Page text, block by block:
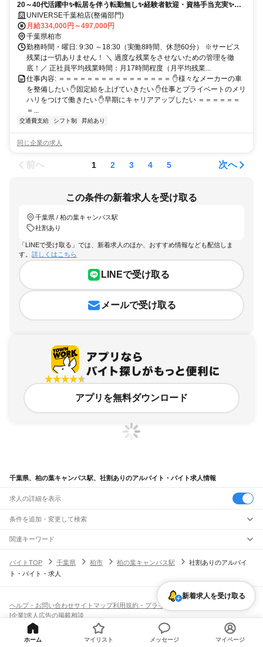
20～40代活躍中✨転居を伴う転勤無し✨経験者歓迎・資格手当充実✨固
定給で年収800万円可✨ピット内冷暖房完備✨年間休日120日+有給休暇6
日でワークライフバランスも充実❗
UNIVERSE千葉柏店(整備部門)
月給334,000円～497,000円
千葉県柏市
勤務時間・曜日: 9:30 ～18:30（実働8時間、休憩60分） ※サービス
残業は一切ありません！ ＼ 過度な残業をさせないための管理を徹
底！／ 正社員平均残業時間：月17時間程度（月平均残業...
仕事内容: ＝＝＝＝＝＝＝＝＝＝＝＝＝＝＝＝ ✋様々なメーカーの車
を整備したい ✋固定給を上げていきたい ✋仕事とプライベートのメリ
ハリをつけて働きたい ✋早期にキャリアアップしたい ＝＝＝＝＝＝
＝...
交通費支給 シフト制 昇給あり
同じ企業の求人
前へ 1 2 3 4 5 次へ
この条件の新着求人を受け取る
千葉県 / 柏の葉キャンパス駅
社割あり
「LINEで受け取る」では、新着求人のほか、おすすめ情報なども配信しま
す。 詳しくはこちら
LINEで受け取る
メールで受け取る
アプリを無料ダウンロード
千葉県、柏の葉キャンパス駅、社割ありのアルバイト・バイト求人情報
求人の詳細を表示
条件を追加・変更して検索
市区町村を追加・変更
千葉県すべて
千葉市 すべて
野田市茂原市成田市佐倉市東金市
旭市習志野市柏市勝浦市市原市流山市八千代市我孫子市
君津市富津市浦安市
匝瑳市
いすみ市 印旛郡 香取郡
夷隅郡
安房郡
駅を追加・変更
船橋法典駅 西船橋駅
JR中央・総武線
市川駅 本八幡駅下総中山駅
新検見川駅
西千葉駅千葉駅
JR総武本線
職種を追加・変更
飲食・フードサービスすべて
ホールスタッフキッチンスタッフ
パン屋（ベーカリー）
フードカウンター販売員
バー（BAR）・バーテンダー
飲食店補助（開店・閉店準備）
飲食店（店長・マネージャー）
営業・販売
人気
日払いOK
学生歓迎 髪型・髪色自由
ネイルOK
ピアスOK
オープニングスタッフ
留学生・外国人活躍中
勤務期間
雇用形態を追加・変更
アルバイト・パート
正社員
都道府県を変更
関連キーワード
バイトTOP
千葉県 柏市 柏の葉キャンパス駅
社割ありのアルバイ
ト・バイト・求人
新着求人を受け取る
ヘルプ・お問い合わせサイトマップ利用規約・プライバシーポリシー
[企業]求人広告の掲載相談
ホーム マイリスト メッセージ マイページ